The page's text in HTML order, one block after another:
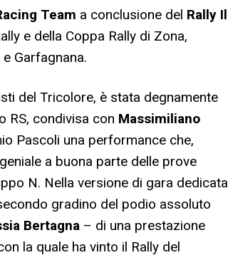
Team a conclusione del Rally Il
e della Coppa Rally di Zona,
Garfagnana.
del Tricolore, è stata degnamente
RS, condivisa con Massimiliano
Pascoli una performance che,
a buona parte delle prove
N. Nella versione di gara dedicata
gradino del podio assoluto
Bertagna – di una prestazione
la quale ha vinto il Rally del